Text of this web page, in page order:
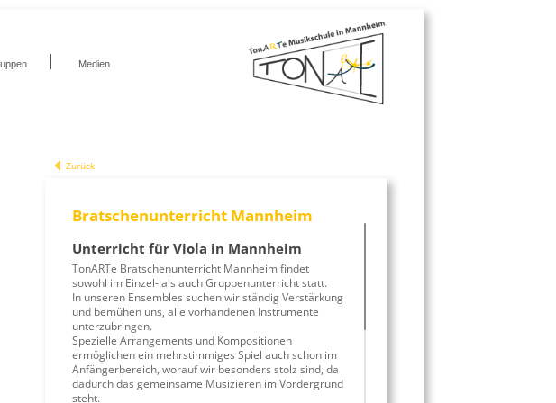
Medien
Zurück
Bratschenunterricht Mannheim
Unterricht für Viola in Mannheim
TonARTe Bratschenunterricht Mannheim findet
sowohl im Einzel- als auch Gruppenunterricht statt.
In unseren Ensembles suchen wir ständig Verstärkung
und bemühen uns, alle vorhandenen Instrumente
unterzubringen.
Spezielle Arrangements und Kompositionen
ermöglichen ein mehrstimmiges Spiel auch schon im
Anfängerbereich, worauf wir besonders stolz sind, da
dadurch das gemeinsame Musizieren im Vordergrund
steht.